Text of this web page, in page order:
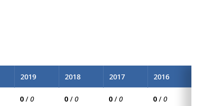
2019 2018 2017 2016
0 / 0 0 / 0 0 / 0 0 / 0